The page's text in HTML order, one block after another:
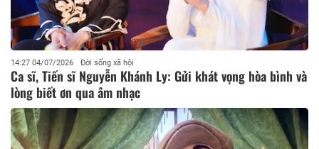
14:27 04/07/2026 Đời sống xã hội
Ca sĩ, Tiến sĩ Nguyễn Khánh Ly: Gửi khát vọng hòa bình và
lòng biết ơn qua âm nhạc